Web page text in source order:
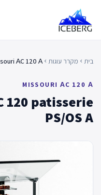
content
בית chevron_left מקרר עוגות chevron_left
АC 120 А
MISSOURI АC 120 А
120 patisserie
PS/OS A